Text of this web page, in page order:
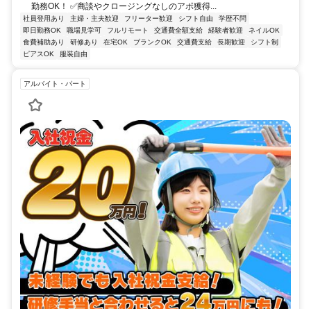
勤務OK！ ✅商談やクロージングなしのアポ獲得...
社員登用あり 主婦・主夫歓迎 フリーター歓迎 シフト自由
学歴不問
即日勤務OK
職場見学可 フルリモート 交通費全額支給 経験者歓迎
ネイルOK
食費補助あり
研修あり 在宅OK ブランクOK 交通費支給 長期歓迎
シフト制
ピアスOK
服装自由
アルバイト・パート